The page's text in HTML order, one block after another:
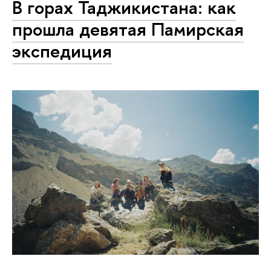
В горах Таджикистана: как
прошла девятая Памирская
экспедиция